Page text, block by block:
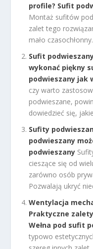
profile? Sufit
Montaż sufitów
zalet tego
mało
Sufit
wykonać piękny
podwieszany jak
czy warto
podwieszane,
dowiedzieć się,
Sufity
podwieszany
podwieszany
cieszące się od
zarówno osób
Pozwalają ukryć
Wentylacja
Praktyczne
Wełna pod sufit
typowo